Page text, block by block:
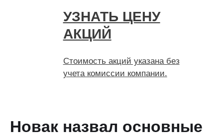
УЗНАТЬ ЦЕНУ
АКЦИЙ
Стоимость акций указана без
учета комиссии компании.
Новак назвал основные